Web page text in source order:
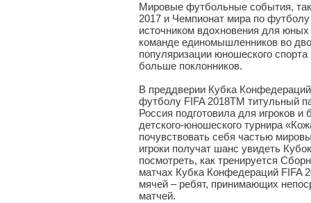
Мировые футбольные события,
2017 и Чемпионат мира по
источником вдохновения для
команде единомышленников во
популяризации юношеского
больше поклонников.
В преддверии Кубка
футболу FIFA 2018TM титульный
Россия подготовила для игроков
детского-юношеского турнира
почувствовать себя частью
игроки получат шанс увидеть
посмотреть, как тренируется
матчах Кубка Конфедераций FIFA
мячей – ребят, принимающих
матчей.